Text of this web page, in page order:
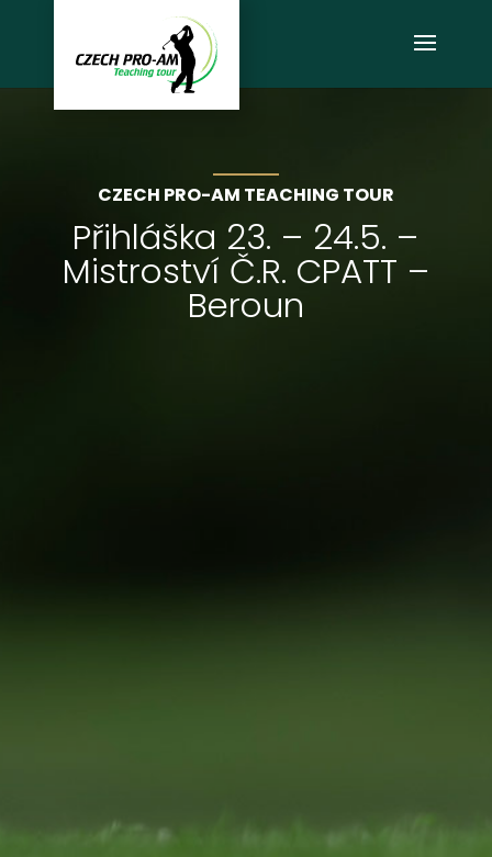
CZECH PRO-AM TEACHING TOUR
Přihláška 23. – 24.5. –
Mistroství Č.R. CPATT –
Beroun